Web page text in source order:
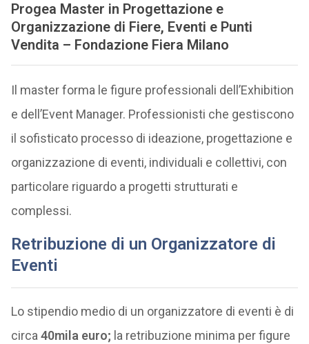
Progea Master in Progettazione e
Organizzazione di Fiere, Eventi e Punti
Vendita – Fondazione Fiera Milano
Il master forma le figure professionali dell’Exhibition
e dell’Event Manager. Professionisti che gestiscono
il sofisticato processo di ideazione, progettazione e
organizzazione di eventi, individuali e collettivi, con
particolare riguardo a progetti strutturati e
complessi.
Retribuzione di un Organizzatore di
Eventi
Lo stipendio medio di un organizzatore di eventi è di
circa40mila euro; la retribuzione minima per figure